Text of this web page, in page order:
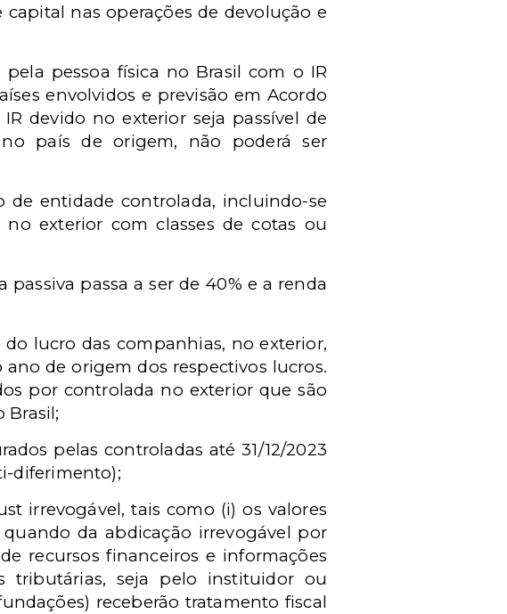
nas operações de devolução e
pessoa física no Brasil com o IR
envolvidos e previsão em Acordo
devido no exterior seja passível de
no país de origem, não poderá ser
entidade controlada, incluindo-se
exterior com classes de cotas ou
passa a ser de 40% e a renda
lucro das companhias, no exterior,
de origem dos respectivos lucros.
por controlada no exterior que são
Brasil;
pelas controladas até 31/12/2023
diferimento);
irrevogável, tais como (i) os valores
da abdicação irrevogável por
recursos financeiros e informações
tributárias, seja pelo instituidor ou
receberão tratamento fiscal